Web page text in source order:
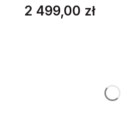
Cena
2 499,00 zł
GRUPA MATERIAŁÓW